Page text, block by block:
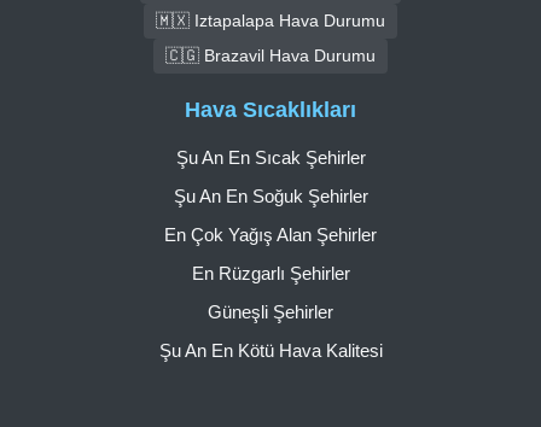
🇲🇽 Iztapalapa Hava Durumu
🇨🇬 Brazavil Hava Durumu
Hava Sıcaklıkları
Şu An En Sıcak Şehirler
Şu An En Soğuk Şehirler
En Çok Yağış Alan Şehirler
En Rüzgarlı Şehirler
Güneşli Şehirler
Şu An En Kötü Hava Kalitesi